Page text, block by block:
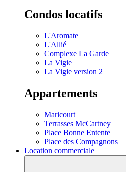
Condos locatifs
L'Aromate
L'Allié
Complexe La Garde
La Vigie
La Vigie version 2
Appartements
Maricourt
Terrasses McCartney
Place Bonne Entente
Place des Compagnons
Location commerciale